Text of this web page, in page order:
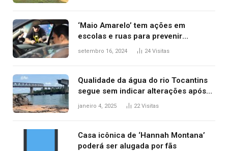
‘Maio Amarelo’ tem ações em
escolas e ruas para prevenir
acidentes no trânsito no AP
setembro 16, 2024 24 Visitas
Qualidade da água do rio Tocantins
segue sem indicar alterações após
desabamento da ponte entre MA e
janeiro 4, 2025 22Visitas
Casa icônica de ‘Hannah Montana’
poderá ser alugada por fãs